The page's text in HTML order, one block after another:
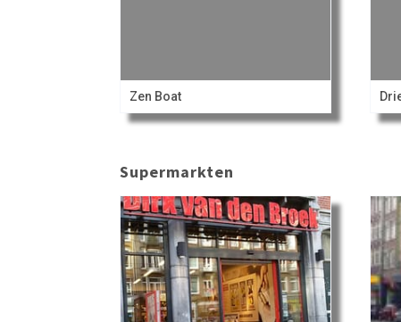
Zen Boat
Supermarkten